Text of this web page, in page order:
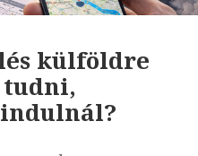
külföldre
tudni,